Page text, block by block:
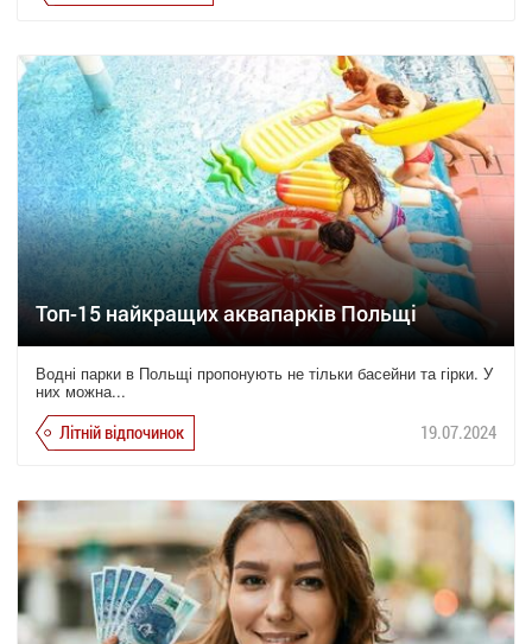
Топ-15 найкращих аквапарків Польщі
Водні парки в Польщі пропонують не тільки басейни та гірки. У
них можна...
Літній відпочинок 19.07.2024